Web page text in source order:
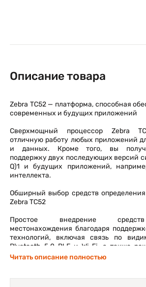
Описание товара
Zebra TC52 — платформа, способная
современных и будущих приложений
Сверхмощный процессор Zebra
отличную работу любых приложений
и данных. Кроме того, вы
поддержку двух последующих версий
Q)1 и будущих приложений,
интеллекта.
Обширный выбор средств
Zebra TC52
Простое внедрение
местонахождения благодаря
технологий, включая связь по
Bluetooth 5.0 BLE и Wi-Fi, а также
MPact компании Zebra.
Читать описание полностью